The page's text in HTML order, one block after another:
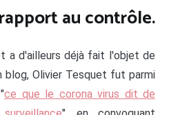
au contrôle.
a d'ailleurs déjà fait l'objet de
blog, Olivier Tesquet fut parmi
ce que le corona virus dit de